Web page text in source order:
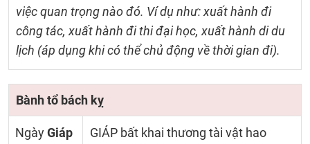
việc quan trọng nào đó. Ví dụ như: xuất hành đi
công tác, xuất hành đi thi đại học, xuất hành di du
lịch (áp dụng khi có thể chủ động về thời gian đi).
Bành tổ bách kỵ
NgàyGiáp
GIÁP bất khai thương tài vật hao